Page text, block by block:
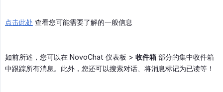
点击此处 查看您可能需要了解的一般信息
如前所述，您可以在 NovoChat 仪表板 > 收件箱 部分的集中收件箱
中跟踪所有消息。此外，您还可以搜索对话、将消息标记为已读等！